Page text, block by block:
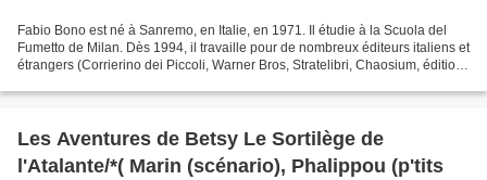
Fabio Bono est né à Sanremo, en Italie, en 1971. Il étudie à la Scuola del
Fumetto de Milan. Dès 1994, il travaille pour de nombreux éditeurs italiens et
étrangers (Corrierino dei Piccoli, Warner Bros, Stratelibri, Chaosium, éditions
Les Aventures de Betsy Le Sortilège de
l'Atalante/*( Marin (scénario), Phalippou (p'tits